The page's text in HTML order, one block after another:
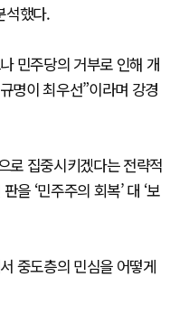
석했다.
민주당의 거부로 인해 개
명이 최우선”이라며 강경
로 집중시키겠다는 전략적
을 ‘민주주의 회복’ 대 ‘보
중도층의 민심을 어떻게